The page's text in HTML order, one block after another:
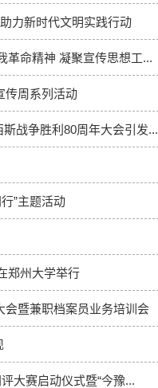
力新时代文明实践行动
革命精神 凝聚宣传思想工...
传周系列活动
战争胜利80周年大会引发...
”主题活动
郑州大学举行
会暨兼职档案员业务培训会
大赛启动仪式暨“今豫...